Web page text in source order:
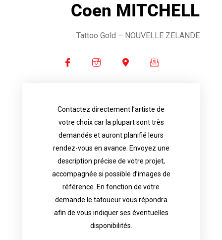
Coen MITCHELL
Tattoo Gold – NOUVELLE ZELANDE
Contactez directement l’artiste de
votre choix car la plupart sont très
demandés et auront planifié leurs
rendez-vous en avance. Envoyez une
description précise de votre projet,
accompagnée si possible d’images de
référence. En fonction de votre
demande le tatoueur vous répondra
afin de vous indiquer ses éventuelles
disponibilités.
Contact directly the artist of your
choice because most are in great
appointments in advance. Send an
accurate description of your project, if
possible attached with reference
images. Depending your request, the
tattoo artist will answer to tell you his